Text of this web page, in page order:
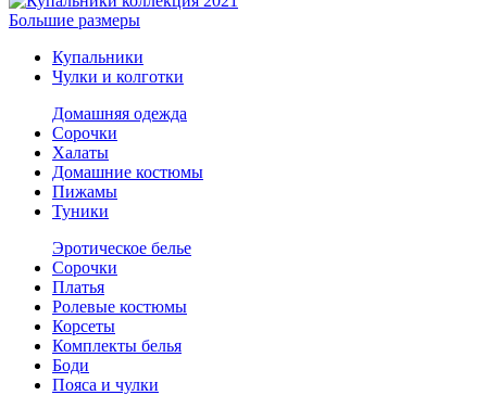
Большие размеры
Купальники
Чулки и колготки
Домашняя одежда
Сорочки
Халаты
Домашние костюмы
Пижамы
Туники
Эротическое белье
Сорочки
Платья
Ролевые костюмы
Корсеты
Комплекты белья
Боди
Пояса и чулки